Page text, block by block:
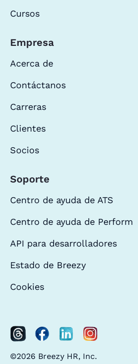
Cursos
Empresa
Acerca de
Contáctanos
Carreras
Clientes
Socios
Soporte
Centro de ayuda de ATS
Centro de ayuda de Perform
API para desarrolladores
Estado de Breezy
Cookies
©2026 Breezy HR, Inc.